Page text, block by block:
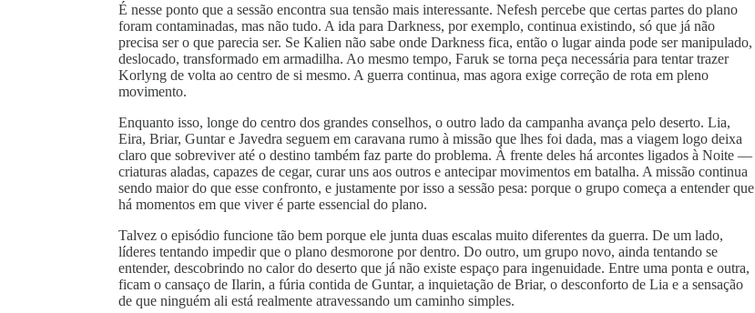
É nesse ponto que a sessão encontra sua tensão mais interessante. Nefesh percebe que certas partes do plano
foram contaminadas, mas não tudo. A ida para Darkness, por exemplo, continua existindo, só que já não
precisa ser o que parecia ser. Se Kalien não sabe onde Darkness fica, então o lugar ainda pode ser manipulado,
deslocado, transformado em armadilha. Ao mesmo tempo, Faruk se torna peça necessária para tentar trazer
Korlyng de volta ao centro de si mesmo. A guerra continua, mas agora exige correção de rota em pleno
movimento.
Enquanto isso, longe do centro dos grandes conselhos, o outro lado da campanha avança pelo deserto. Lia,
Eira, Briar, Guntar e Javedra seguem em caravana rumo à missão que lhes foi dada, mas a viagem logo deixa
claro que sobreviver até o destino também faz parte do problema. À frente deles há arcontes ligados à Noite —
criaturas aladas, capazes de cegar, curar uns aos outros e antecipar movimentos em batalha. A missão continua
sendo maior do que esse confronto, e justamente por isso a sessão pesa: porque o grupo começa a entender que
há momentos em que viver é parte essencial do plano.
Talvez o episódio funcione tão bem porque ele junta duas escalas muito diferentes da guerra. De um lado,
líderes tentando impedir que o plano desmorone por dentro. Do outro, um grupo novo, ainda tentando se
entender, descobrindo no calor do deserto que já não existe espaço para ingenuidade. Entre uma ponta e outra,
ficam o cansaço de Ilarin, a fúria contida de Guntar, a inquietação de Briar, o desconforto de Lia e a sensação
de que ninguém ali está realmente atravessando um caminho simples.